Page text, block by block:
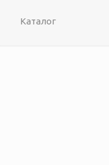
Каталог